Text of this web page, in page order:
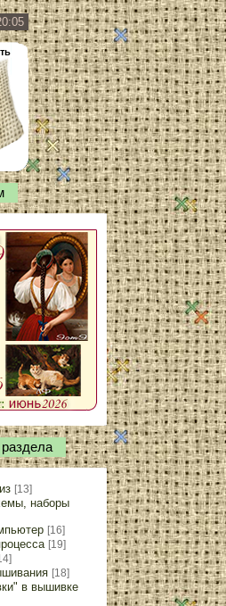
[13]
наборы
[16]
[19]
[18]
в вышивке